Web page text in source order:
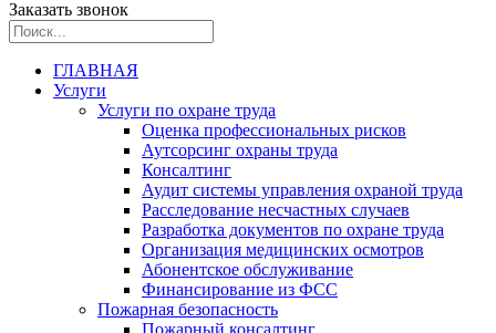
Заказать звонок
ГЛАВНАЯ
Услуги
Услуги по охране труда
Оценка профессиональных рисков
Аутсорсинг охраны труда
Консалтинг
Аудит системы управления охраной труда
Расследование несчастных случаев
Разработка документов по охране труда
Организация медицинских осмотров
Абонентское обслуживание
Финансирование из ФСС
Пожарная безопасность
Пожарный консалтинг